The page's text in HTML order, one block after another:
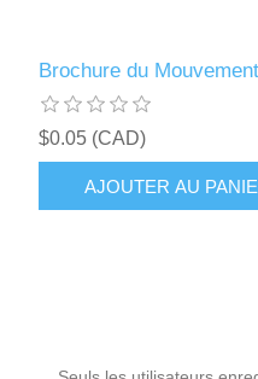
Brochure du
$0.05 (CAD)
AJOUTER AU